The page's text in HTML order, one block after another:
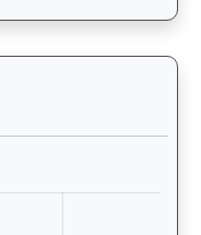
操及出賽紀錄圖